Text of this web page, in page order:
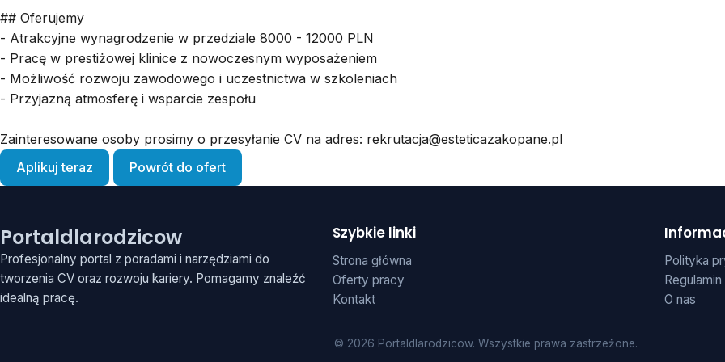
## Oferujemy
- Atrakcyjne wynagrodzenie w przedziale 8000 - 12000 PLN
- Pracę w prestiżowej klinice z nowoczesnym wyposażeniem
- Możliwość rozwoju zawodowego i uczestnictwa w szkoleniach
- Przyjazną atmosferę i wsparcie zespołu
Zainteresowane osoby prosimy o przesyłanie CV na adres: rekrutacja@esteticazakopane.pl
Aplikuj teraz
Powrót do ofert
Portaldlarodzicow
Profesjonalny portal z poradami i narzędziami do
tworzenia CV oraz rozwoju kariery. Pomagamy znaleźć
idealną pracę.
Szybkie linki
Strona główna
Oferty pracy
Kontakt
Polityka
Regulamin
O nas
© 2026 Portaldlarodzicow. Wszystkie prawa zastrzeżone.